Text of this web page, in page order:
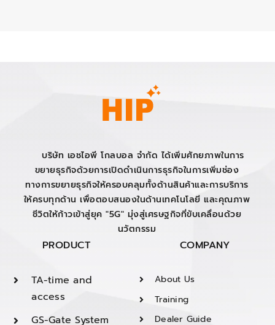
บริษัท เอชไอพี โกลบอล จำกัด ได้เพิ่มศักยภาพในการ
ขยายธุรกิจด้วยการเปิดดำเนินการธุรกิจในการเพิ่มช่อง
ทางการขยายธุรกิจให้ครอบคลุมทั้งด้านสินค้าและการบริการ
ให้ครบทุกด้าน เพื่อตอบสนองในด้านเทคโนโลยี และคุณภาพ
ชีวิตให้ก้าวเข้าสู่ยุค "5G" มุ่งสู่เศรษฐกิจที่ขับเคลื่อนด้วย
นวัตกรรม
PRODUCT
TA-time and
access
GS-Gate System
COMPANY
About Us
Training
Dealer Guide